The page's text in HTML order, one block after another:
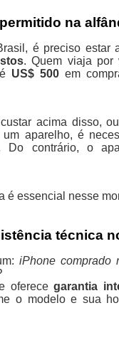
na
é preciso estar
. Quem viaja por
US$ 500 em
acima disso,
aparelho, é
Do contrário, o
é essencial nesse
técnica
iPhone comprado
oferece garantia
o modelo e sua